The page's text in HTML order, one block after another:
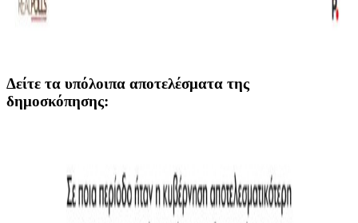
Δείτε τα υπόλοιπα αποτελέσματα της
δημοσκόπησης: